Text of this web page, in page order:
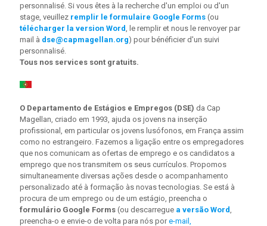
personnalisé. Si vous êtes à la recherche d'un emploi ou d'un
stage, veuillez remplir le formulaire Google Forms (ou
télécharger la version Word , le remplir et nous le renvoyer par
mail à dse@capmagellan.org) pour bénéficier d'un suivi
personnalisé.
Tous nos services sont gratuits.
O Departamento de Estágios e Empregos (DSE) da Cap
Magellan, criado em 1993, ajuda os jovens na inserção
profissional, em particular os jovens lusófonos, em França assim
como no estrangeiro. Fazemos a ligação entre os empregadores
que nos comunicam as ofertas de emprego e os candidatos a
emprego que nos transmitem os seus currículos. Propomos
simultaneamente diversas ações desde o acompanhamento
personalizado até à formação às novas tecnologias. Se está à
procura de um emprego ou de um estágio, preencha o
formulário Google Forms (ou descarregue a versão Word
preencha-o e envie-o de volta para nós pore-mail,